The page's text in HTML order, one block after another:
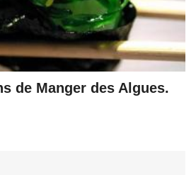
de Manger des Algues.